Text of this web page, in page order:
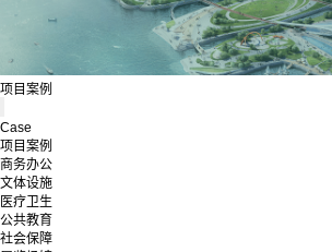
项目案例
Case
项目案例
商务办公
文体设施
医疗卫生
公共教育
社会保障